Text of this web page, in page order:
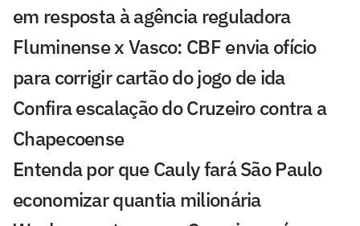
em resposta à agência reguladora
Fluminense x Vasco: CBF envia ofício
para corrigir cartão do jogo de ida
Confira escalação do Cruzeiro contra a
Chapecoense
Entenda por que Cauly fará São Paulo
economizar quantia milionária